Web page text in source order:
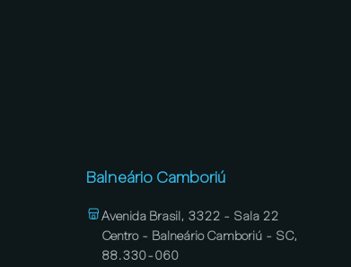
Balneário Camboriú
Avenida Brasil, 3322 - Sala 22
Centro - Balneário Camboriú - SC,
88.330-060